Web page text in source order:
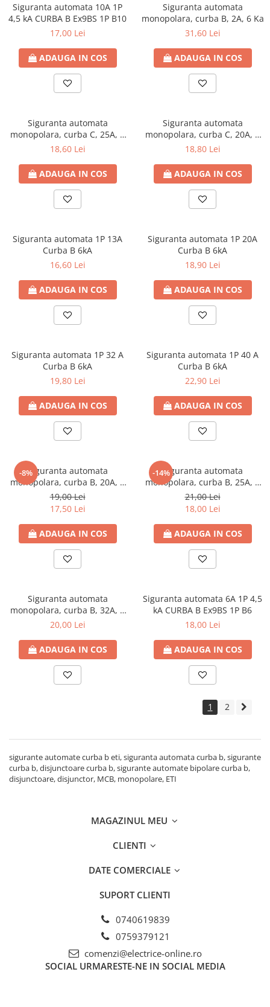
Siguranta automata 10A 1P
4,5 kA CURBA B Ex9BS 1P B10
17,00 Lei
ADAUGA IN COS
Siguranta automata
monopolara, curba B, 2A, 6 Ka
31,60 Lei
ADAUGA IN COS
Siguranta automata
monopolara, curba C, 25A, 6
kA
18,60 Lei
ADAUGA IN COS
Siguranta automata
monopolara, curba C, 20A, 6
kA
18,80 Lei
ADAUGA IN COS
Siguranta automata 1P 13A
Curba B 6kA
16,60 Lei
ADAUGA IN COS
Siguranta automata 1P 20A
Curba B 6kA
18,90 Lei
ADAUGA IN COS
Siguranta automata 1P 32 A
Curba B 6kA
19,80 Lei
ADAUGA IN COS
Siguranta automata 1P 40 A
Curba B 6kA
22,90 Lei
ADAUGA IN COS
-8%Siguranta automata
monopolara, curba B, 20A, 6
kA
19,00 Lei
17,50 Lei
ADAUGA IN COS
-14%Siguranta automata
monopolara, curba B, 25A, 6
kA
21,00 Lei
18,00 Lei
ADAUGA IN COS
Siguranta automata
monopolara, curba B, 32A, 6
kA, Schrack
20,00 Lei
ADAUGA IN COS
Siguranta automata 6A 1P 4,5
kA CURBA B Ex9BS 1P B6
18,00 Lei
ADAUGA IN COS
1 2
sigurante automate curba b eti, siguranta automata curba b, sigurante
curba b, disjunctoare curba b, sigurante automate bipolare curba b,
disjunctoare, disjunctor, MCB, monopolare, ETI
MAGAZINUL MEU
CLIENTI
DATE COMERCIALE
SUPORT CLIENTI
0740619839
0759379121
comenzi@electrice-online.ro
SOCIAL URMARESTE-NE IN SOCIAL MEDIA